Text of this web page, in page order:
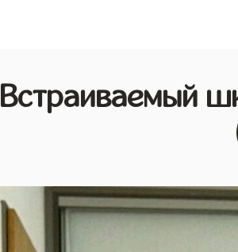
Встраиваемый